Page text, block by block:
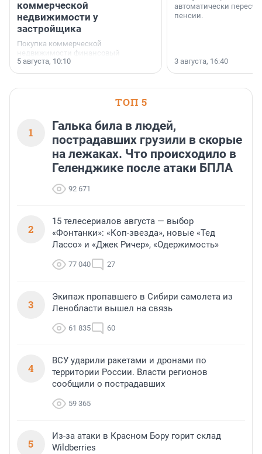
коммерческой
недвижимости у
застройщика
Покупка коммерческой
недвижимости финансовый
инструмент, доступный для многих
предпринимателей. Будь то новый
или готовый арендный бизнес —
успех сделки зависит от правильного
5 августа, 10:10
автоматически
пенсии.
3 августа, 16:40
ТОП 5
1
Галька била в людей,
пострадавших грузили в скорые
на лежаках. Что происходило в
Геленджике после атаки БПЛА
92 671
2
15 телесериалов августа — выбор
«Фонтанки»: «Коп-звезда», новые «Тед
Лассо» и «Джек Ричер», «Одержимость»
77 040 27
3
Экипаж пропавшего в Сибири самолета из
Ленобласти вышел на связь
61 835 60
4
ВСУ ударили ракетами и дронами по
территории России. Власти регионов
сообщили о пострадавших
59 365
5
Из-за атаки в Красном Бору горит склад
Wildberries